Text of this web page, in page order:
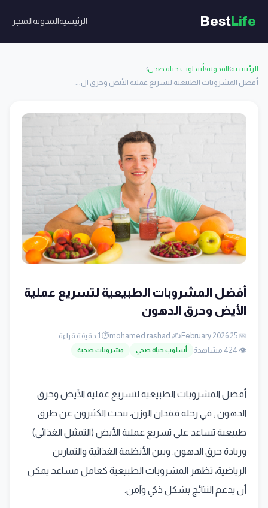
BestLife الرئيسيةالمدونةالمتجر
الرئيسية›المدونة›أسلوب حياة صحي›
أفضل المشروبات الطبيعية لتسريع عملية الأيض وحرق ال...
أفضل المشروبات الطبيعية لتسريع عملية
الأيض وحرق الدهون
📅 25 February 2026
✍️ mohamed rashad
⏱️ 1 دقيقة قراءة
👁️ 424 مشاهدة
أسلوب حياة صحي مشروبات صحية
أفضل المشروبات الطبيعية لتسريع عملية الأيض وحرق
الدهون , في رحلة فقدان الوزن، يبحث الكثيرون عن طرق
طبيعية تساعد على تسريع عملية الأيض (التمثيل الغذائي)
وزيادة حرق الدهون. وبين الأنظمة الغذائية والتمارين
الرياضية، تظهر المشروبات الطبيعية كعامل مساعد يمكن
أن يدعم النتائج بشكل ذكي وآمن.